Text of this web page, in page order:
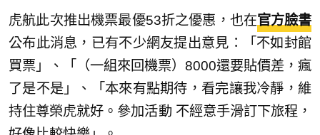
虎航此次推出機票最優53折之優惠，也在官方臉書
公布此消息，已有不少網友提出意見：「不如封館
買票」、「（一組來回機票）8000還要貼價差，瘋
了是不是」、「本來有點期待，看完讓我冷靜，維
持住尊榮虎就好。參加活動 不經意手滑訂下旅程，